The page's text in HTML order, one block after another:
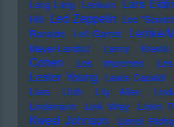
Lang Lang Lankum Lars
Hill Led Zeppelin Lee
Ranaldo
Leif Garrett Lemke/
Meyer-Landrut
Lenny Kravitz
Cohen
Les Impremes
Lester Young Lewis Capaldi
Liars
Lilith Lily Allen
Lindemann
Link Wray Linkin
Kwesi Johnson
Lionel